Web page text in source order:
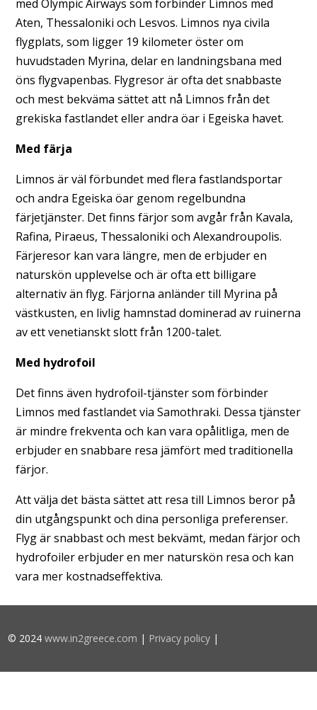
med Olympic Airways som förbinder Limnos med
Aten, Thessaloniki och Lesvos. Limnos nya civila
flygplats, som ligger 19 kilometer öster om
huvudstaden Myrina, delar en landningsbana med
öns flygvapenbas. Flygresor är ofta det snabbaste
och mest bekväma sättet att nå Limnos från det
grekiska fastlandet eller andra öar i Egeiska havet.
Med färja
Limnos är väl förbundet med flera fastlandsportar
och andra Egeiska öar genom regelbundna
färjetjänster. Det finns färjor som avgår från Kavala,
Rafina, Piraeus, Thessaloniki och Alexandroupolis.
Färjeresor kan vara längre, men de erbjuder en
naturskön upplevelse och är ofta ett billigare
alternativ än flyg. Färjorna anländer till Myrina på
västkusten, en livlig hamnstad dominerad av ruinerna
av ett venetianskt slott från 1200-talet.
Med hydrofoil
Det finns även hydrofoil-tjänster som förbinder
Limnos med fastlandet via Samothraki. Dessa tjänster
är mindre frekventa och kan vara opålitliga, men de
erbjuder en snabbare resa jämfört med traditionella
färjor.
Att välja det bästa sättet att resa till Limnos beror på
din utgångspunkt och dina personliga preferenser.
Flyg är snabbast och mest bekvämt, medan färjor och
hydrofoiler erbjuder en mer naturskön resa och kan
vara mer kostnadseffektiva.
© 2024www.in2greece.com | Privacy policy |